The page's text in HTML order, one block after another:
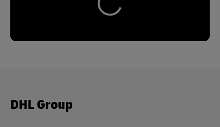
DHL Group